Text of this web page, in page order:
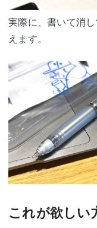
実際に、書いて消
えます。
これが欲しい